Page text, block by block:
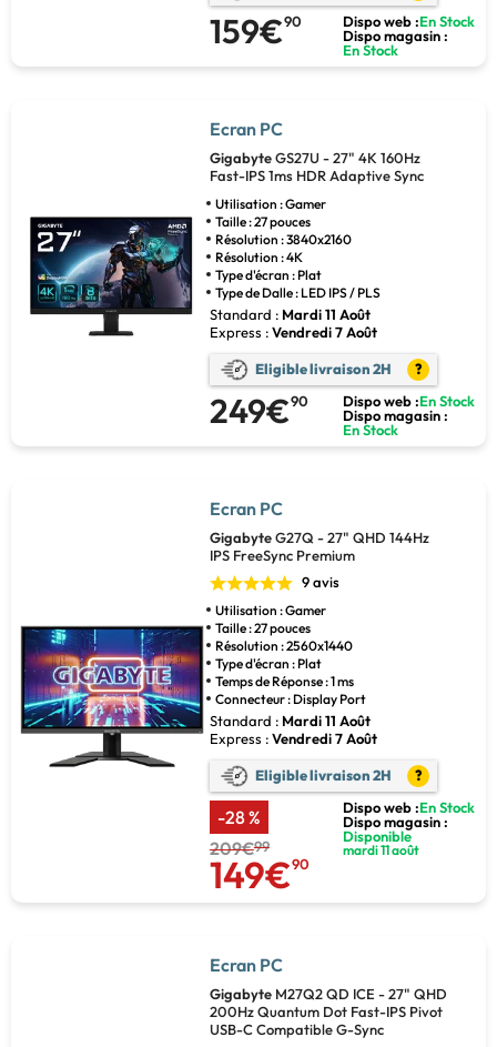
159€90 Dispo web :En Stock
Dispo magasin :
En Stock
Ecran PC
GigabyteGS27U - 27" 4K 160Hz
Fast-IPS 1ms HDR Adaptive Sync
Utilisation : Gamer
Taille : 27 pouces
Résolution : 3840x2160
Résolution : 4K
Type d'écran : Plat
Type de Dalle : LED IPS / PLS
Standard : Mardi 11 Août
Express :Vendredi 7 Août
Eligible livraison 2H ?
249€90 Dispo web :En Stock
Dispo magasin :
En Stock
Ecran PC
GigabyteG27Q - 27" QHD 144Hz
IPS FreeSync Premium
9 avis
Utilisation : Gamer
Taille : 27 pouces
Résolution : 2560x1440
Type d'écran : Plat
Temps de Réponse : 1 ms
Connecteur : Display Port
Standard : Mardi 11 Août
Express :Vendredi 7 Août
Eligible livraison 2H ?
-28 %
209€99
149€90
Dispo web :En Stock
Dispo magasin :
Disponible
mardi 11 août
Ecran PC
Gigabyte M27Q2 QD ICE - 27" QHD
200Hz Quantum Dot Fast-IPS Pivot
USB-C Compatible G-Sync